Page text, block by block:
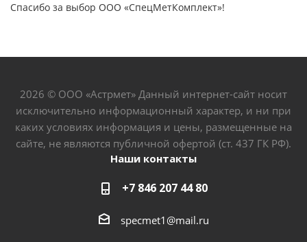
Спасибо за выбор ООО «СпецМетКомплект»!
2026 © ООО «Астрмет» Данный интернет-сайт носит
исключительно информационный характер, и ни при
каких условиях информация и цены, размещенные на
сайте, не являются публичной офертой (ст. 437 ГК РФ).
Наши контакты
+7 846 207 44 80
specmet1@mail.ru